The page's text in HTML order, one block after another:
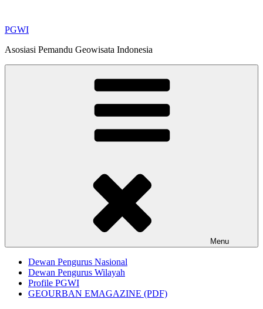
content
PGWI
Asosiasi Pemandu Geowisata Indonesia
Menu
Dewan Pengurus Nasional
Dewan Pengurus Wilayah
Profile PGWI
GEOURBAN EMAGAZINE (PDF)